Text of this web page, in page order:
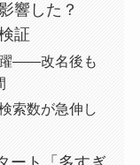
響した？
証
躍——改名後も
索数が急伸し